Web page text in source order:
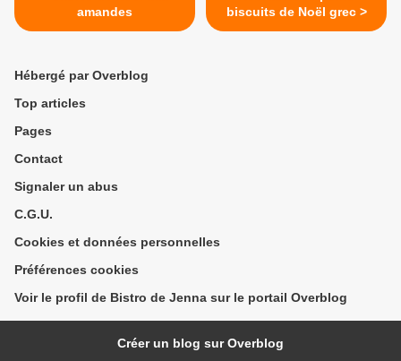
amandes
biscuits de Noël grec >
Hébergé par Overblog
Top articles
Pages
Contact
Signaler un abus
C.G.U.
Cookies et données personnelles
Préférences cookies
Voir le profil de Bistro de Jenna sur le portail Overblog
Créer un blog sur Overblog